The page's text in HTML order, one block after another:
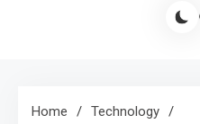
Home
Technology